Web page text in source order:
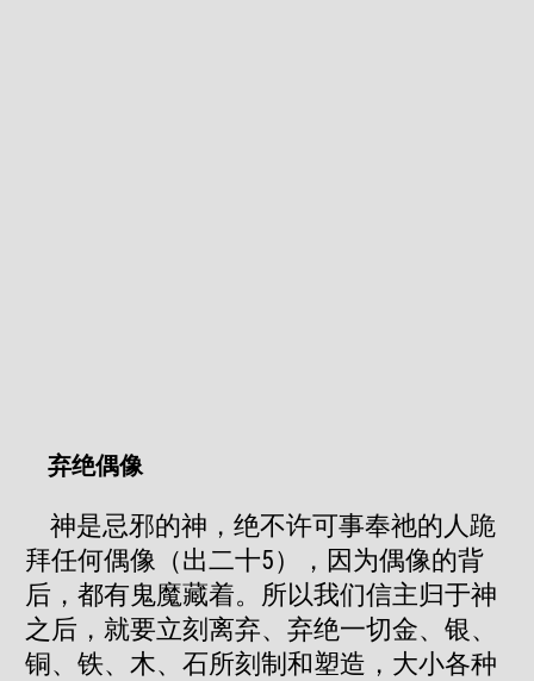
弃绝偶像
神是忌邪的神，绝不许可事奉祂的人跪
拜任何偶像（出二十5），因为偶像的背
后，都有鬼魔藏着。所以我们信主归于神
之后，就要立刻离弃、弃绝一切金、银、
铜、铁、木、石所刻制和塑造，大小各种